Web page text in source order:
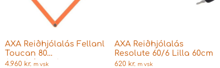
AXA Reiðhjólalás Fellanl
Toucan 80
Appelsínugulur
4.960 kr. m vsk
AXA Reiðhjólalás
Resolute 60/6 Lilla 60cm
620 kr. m vsk